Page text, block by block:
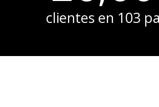
clientes en 103